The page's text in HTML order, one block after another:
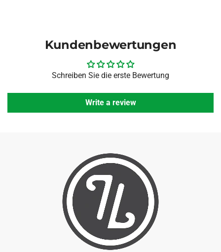
Kundenbewertungen
Schreiben Sie die erste Bewertung
Write a review